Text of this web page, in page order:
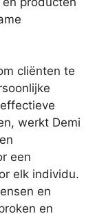
cliënten te
werkt Demi
een
elk individu.
en
en